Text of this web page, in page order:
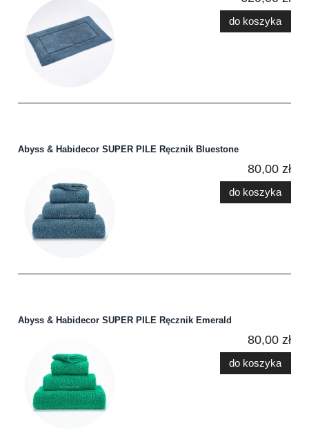
do koszyka
Abyss & Habidecor SUPER PILE Ręcznik Bluestone
80,00 zł
do koszyka
Abyss & Habidecor SUPER PILE Ręcznik Emerald
80,00 zł
do koszyka